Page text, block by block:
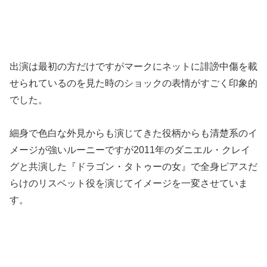
出演は最初の方だけですがマークにネットに誹謗中傷を載
せられているのを見た時のショックの表情がすごく印象的
でした。
細身で色白な外見からも演じてきた役柄からも清楚系のイ
メージが強いルーニーですが2011年のダニエル・クレイ
グと共演した『ドラゴン・タトゥーの女』で全身ピアスだ
らけのリスベット役を演じてイメージを一変させていま
す。